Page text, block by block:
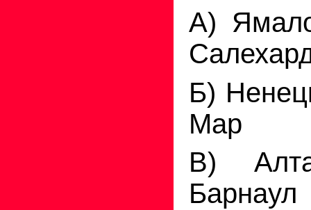
А)
Б)
Мар
В)
Барнаул